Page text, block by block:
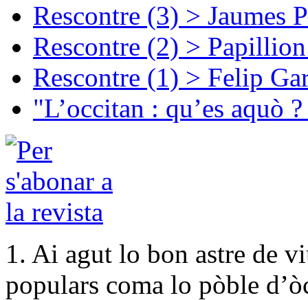
Rescontre (3) > Jaumes
Rescontre (2) >
Rescontre (1) > Felip
"L’occitan : qu’es aquò
1. Ai agut lo bon astre de
populars coma lo pòble